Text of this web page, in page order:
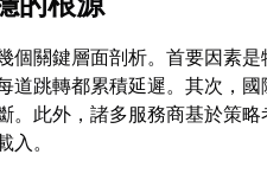
個關鍵層面剖析。首要因素是
道跳轉都累積延遲。其次，
。此外，諸多服務商基於策
。